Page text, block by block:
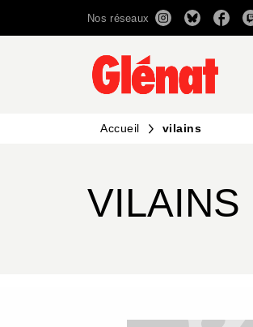
RECHERCHE
Nos réseaux
Accueil vilains
VILAINS